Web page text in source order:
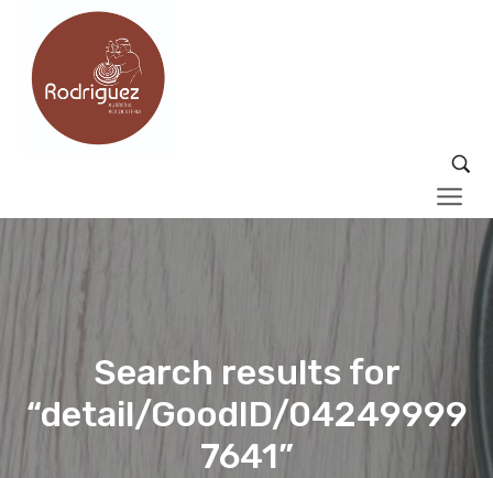
Search results for
“detail/GoodID/04249999
7641”